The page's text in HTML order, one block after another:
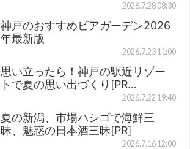
2026.7.28 08:30
神戸のおすすめビアガーデン2026
年最新版
2026.7.23 11:00
思い立ったら！神戸の駅近リゾー
トで夏の思い出づくり[PR…
2026.7.22 19:40
夏の新潟、市場ハシゴで海鮮三
昧、魅惑の日本酒三昧[PR]
2026.7.16 12:00